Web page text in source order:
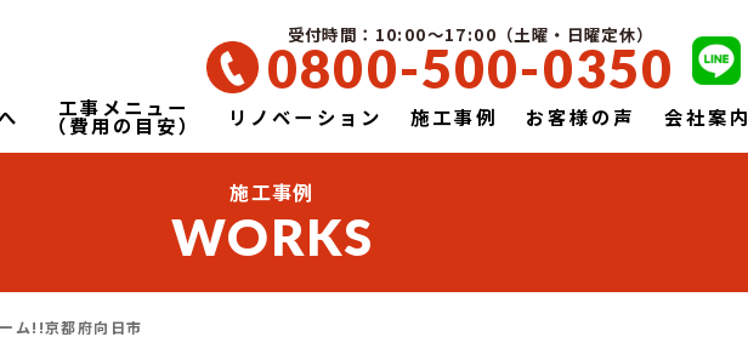
受付時間：10:00～17:00（土曜・日曜定休）
0800-500-0350
工事メニュー
（費用の目安） リノベーション 施工事例 お客様の声 会社案内
施工事例
WORKS
ム!!京都府向日市